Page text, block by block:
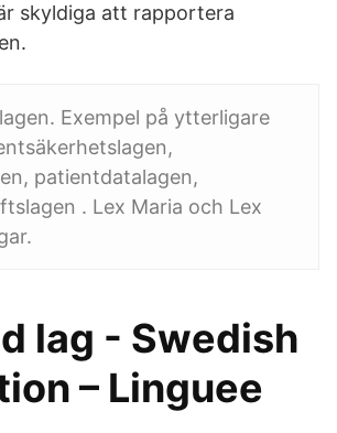
skyldiga att rapportera
Exempel på ytterligare
patientdatalagen,
. Lex Maria och Lex
lag - Swedish
– Linguee